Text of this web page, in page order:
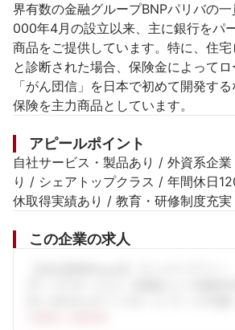
界有数の金融グループBNPパリバの
000年4月の設立以来、主に銀行をパ
商品をご提供しています。特に、住
と診断された場合、保険金によって
「がん団信」を日本で初めて開発す
保険を主力商品としています。
アピールポイント
自社サービス・製品あり / 外資系企
り / シェアトップクラス / 年間休日
休取得実績あり / 教育・研修制度充
この企業の求人